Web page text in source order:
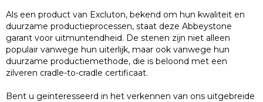
Als een product van Excluton, bekend om hun kwaliteit en
duurzame productieprocessen, staat deze Abbeystone
garant voor uitmuntendheid. De stenen zijn niet alleen
populair vanwege hun uiterlijk, maar ook vanwege hun
duurzame productiemethode, die is beloond met een
zilveren cradle-to-cradle certificaat.
Bent u geïnteresseerd in het verkennen van ons uitgebreide